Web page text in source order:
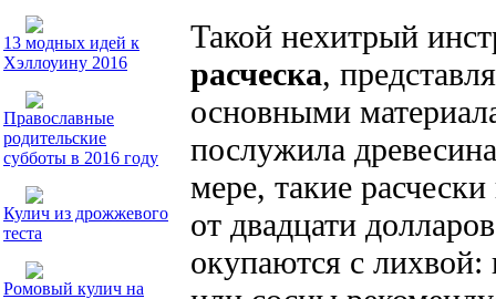
13 модных идей к
Хэллоуину 2016
Православные
родительские
субботы в 2016 году
Кулич из дрожжевого
теста
Ромовый кулич на
Такой нехитрый
расческа,
основными
послужила
мере, такие
от двадцати
окупаются с